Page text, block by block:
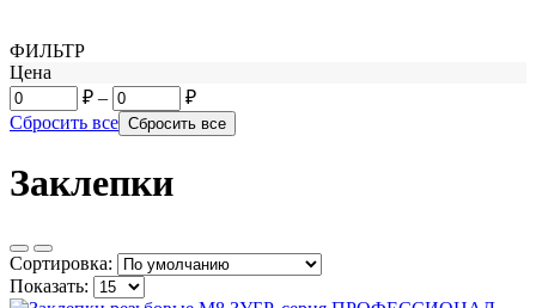
ФИЛЬТР
Цена
₽ –
₽
Сбросить все
Заклепки
Сортировка:
Показать: